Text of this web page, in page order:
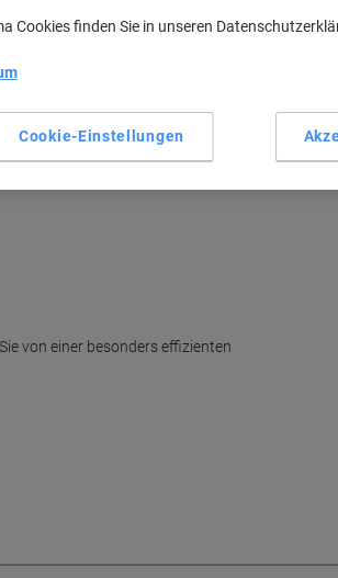
von einer besonders effizienten
Cookies finden Sie in unseren
Cookie-Einstellungen